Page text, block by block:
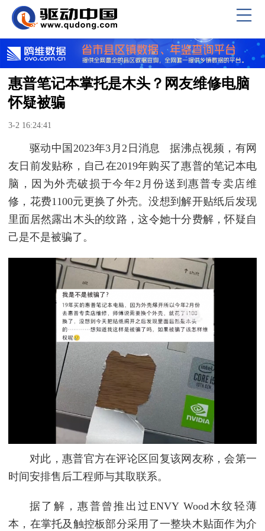
惠普笔记本掌托是木头？网友维修电脑
怀疑被骗
3-2 16:24:41
驱动中国2023年3月2日消息 据沸点视频，有网
友日前发贴称，自己在2019年购买了惠普的笔记本电
脑，因为外壳破损于今年2月份送到惠普专卖店维
修，花费1100元更换了外壳。没想到解开贴纸后发现
里面居然露出木头的纹路，这令她十分费解，怀疑自
己是不是被骗了。
对此，惠普官方在评论区回复该网友称，会第一
时间安排售后工程师与其取联系。
据了解，惠普曾推出过ENVY Wood木纹轻薄
本，在掌托及触控板部分采用了一整块木贴面作为介